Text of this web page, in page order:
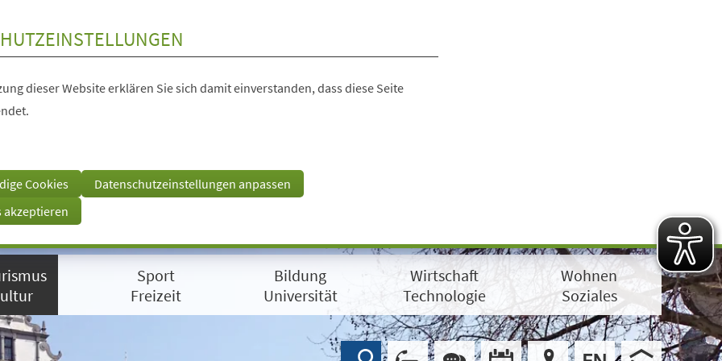
dieser Website erklären Sie sich damit einverstanden, dass diese Seite
Cookies
Datenschutzeinstellungen anpassen
akzeptieren
Sport
Freizeit
Bildung
Universität
Wirtschaft
Technologie
Wohnen
Soziales